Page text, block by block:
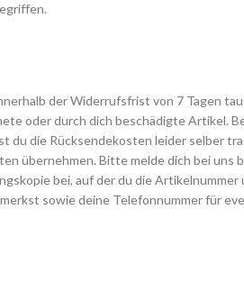
der Widerrufsfrist von 7 Tagen
oder durch dich beschädigte Artikel.
du die Rücksendekosten leider selber
übernehmen. Bitte melde dich bei uns
bei, auf der du die Artikelnummer
sowie deine Telefonnummer für